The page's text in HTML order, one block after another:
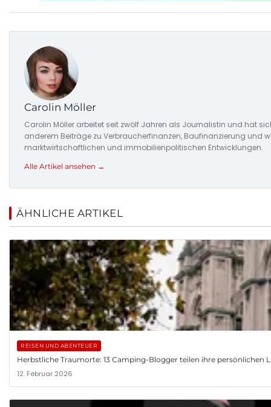
Carolin Möller
Carolin Möller arbeitet seit zwölf Jahren als Journalistin und hat
anderem Beiträge zu Verbraucherfinanzen, Baufinanzierung und
marktwirtschaftlichen und immobilienpolitischen Entwicklungen.
Alle Artikel ansehen →
ÄHNLICHE ARTIKEL
REISEN UND ABENTEUER
Herbstliche Traumorte: 13 Camping-Blogger teilen ihre persönlichen
12. Februar 2026